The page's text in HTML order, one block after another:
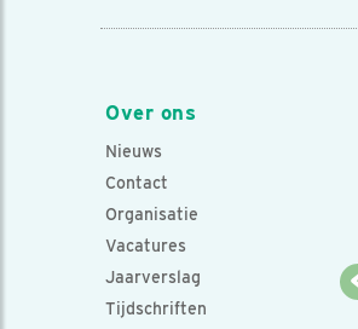
Over ons
Nieuws
Contact
Organisatie
Vacatures
Jaarverslag
Tijdschriften